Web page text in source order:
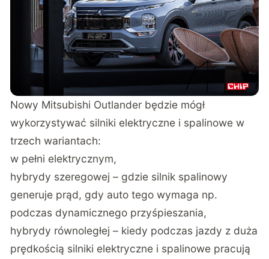
Nowy Mitsubishi Outlander będzie mógł
wykorzystywać silniki elektryczne i spalinowe w
trzech wariantach:
w pełni elektrycznym,
hybrydy szeregowej – gdzie silnik spalinowy
generuje prąd, gdy auto tego wymaga np.
podczas dynamicznego przyśpieszania,
hybrydy równoległej – kiedy podczas jazdy z duża
prędkością silniki elektryczne i spalinowe pracują